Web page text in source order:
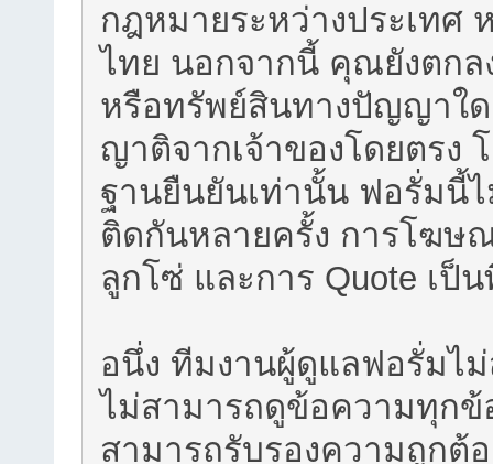
กฎหมายระหว่างประเทศ
ไทย นอกจากนี้ คุณยังตก
หรือทรัพย์สินทางปัญญาใ
ญาติจากเจ้าของโดยตรง
ฐานยืนยันเท่านั้น ฟอรั่มนี้
ติดกันหลายครั้ง การโฆษ
ลูกโซ่ และการ Quote เป็
อนึ่ง ทีมงานผู้ดูแลฟอรั่มไ
ไม่สามารถดูข้อความทุกข้
สามารถรับรองความถูกต้